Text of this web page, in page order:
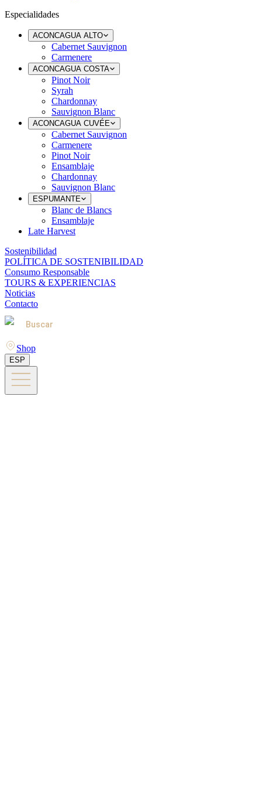
Especialidades
ACONCAGUA ALTO
Cabernet Sauvignon
Carmenere
ACONCAGUA COSTA
Pinot Noir
Syrah
Chardonnay
Sauvignon Blanc
ACONCAGUA CUVÉE
Cabernet Sauvignon
Carmenere
Pinot Noir
Ensamblaje
Chardonnay
Sauvignon Blanc
ESPUMANTE
Blanc de Blancs
Ensamblaje
Late Harvest
Sostenibilidad
POLÍTICA DE SOSTENIBILIDAD
Consumo Responsable
TOURS & EXPERIENCIAS
Noticias
Contacto
Buscar
Shop
ESP